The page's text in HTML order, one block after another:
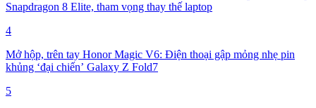
Snapdragon 8 Elite, tham vọng thay thế laptop
4
Mở hộp, trên tay Honor Magic V6: Điện thoại gập mỏng nhẹ pin
khủng ‘đại chiến’ Galaxy Z Fold7
5